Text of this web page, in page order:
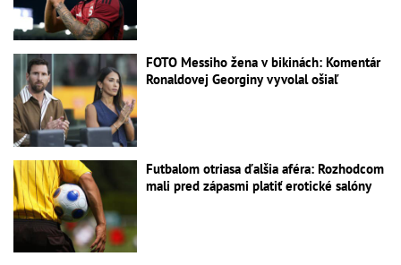
FOTO Messiho žena v bikinách: Komentár
Ronaldovej Georginy vyvolal ošiaľ
Futbalom otriasa ďalšia aféra: Rozhodcom
mali pred zápasmi platiť erotické salóny